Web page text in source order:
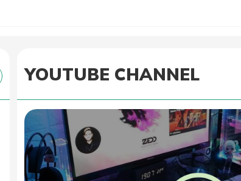
YOUTUBE CHANNEL